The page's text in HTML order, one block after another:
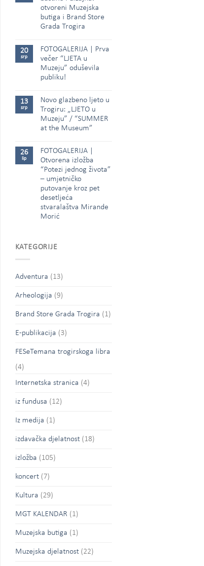
otvoreni Muzejska
butiga i Brand Store
Grada Trogira
20
srp
FOTOGALERIJA | Prva
večer “LJETA u
Muzeju” oduševila
publiku!
13
srp
Novo glazbeno ljeto u
Trogiru: „LJETO u
Muzeju” / “SUMMER
at the Museum”
26
lip
FOTOGALERIJA |
Otvorena izložba
“Potezi jednog života”
– umjetničko
putovanje kroz pet
desetljeća
stvaralaštva Mirande
Morić
KATEGORIJE
Adventura (13)
Arheologija (9)
Brand Store Grada Trogira (1)
E-publikacija (3)
FESeTemana trogirskoga libra
(4)
Internetska stranica (4)
iz fundusa (12)
Iz medija (1)
izdavačka djelatnost(18)
izložba (105)
koncert(7)
Kultura (29)
MGT KALENDAR (1)
Muzejska butiga (1)
Muzejska djelatnost(22)